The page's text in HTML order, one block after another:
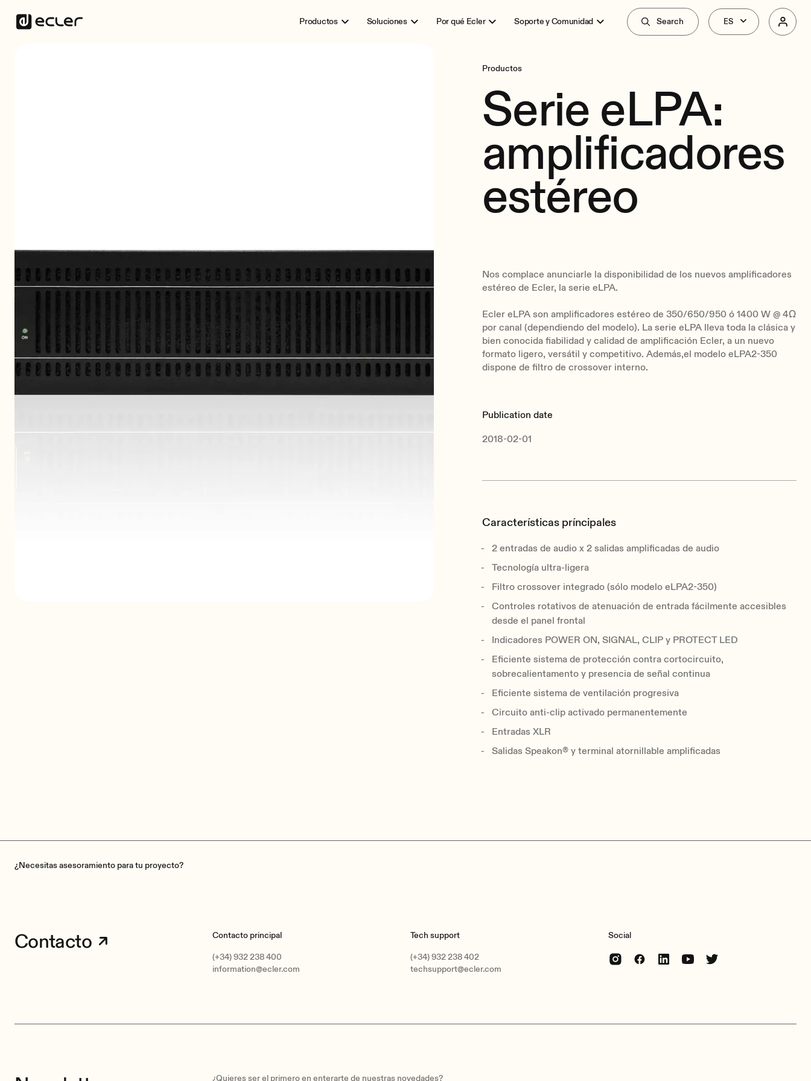
Search
Productos Soluciones Por qué Ecler Soporte y Comunidad
Productos
Serie eLPA:
amplificadores
estéreo
Nos complace anunciarle la disponibilidad de los nuevos amplificadores
estéreo de Ecler, la serie eLPA.
Ecler eLPA son amplificadores estéreo de 350/650/950 ó 1400 W @ 4Ω
por canal (dependiendo del modelo). La serie eLPA lleva toda la clásica y
bien conocida fiabilidad y calidad de amplificación Ecler, a un nuevo
formato ligero, versátil y competitivo. Además,el modelo eLPA2-350
dispone de filtro de crossover interno.
Publication date
2018-02-01
Características príncipales
2 entradas de audio x 2 salidas amplificadas de audio
Tecnología ultra-ligera
Filtro crossover integrado (sólo modelo eLPA2-350)
Controles rotativos de atenuación de entrada fácilmente accesibles
desde el panel frontal
Indicadores POWER ON, SIGNAL, CLIP y PROTECT LED
Eficiente sistema de protección contra cortocircuito,
sobrecalientamento y presencia de señal continua
Eficiente sistema de ventilación progresiva
Circuito anti-clip activado permanentemente
Entradas XLR
Salidas Speakon® y terminal atornillable amplificadas
¿Necesitas asesoramiento para tu proyecto?
Contacto Contacto principal
(+34) 932 238 400
information@ecler.com
Tech support
(+34) 932 238 402
techsupport@ecler.com
Social
¿Quieres ser el primero en enterarte de nuestras novedades?